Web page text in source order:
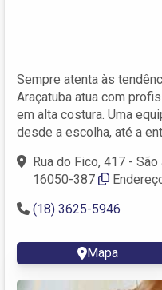
Sempre atenta às
Araçatuba atua com
em alta costura. Uma
desde a escolha, até a
Rua do Fico, 417 -
16050-387
(18) 3625-5946
Mapa